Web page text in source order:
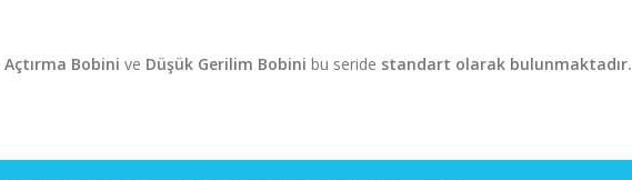
Açtırma Bobini ve Düşük Gerilim Bobini bu seride standart olarak bulunmaktadır.